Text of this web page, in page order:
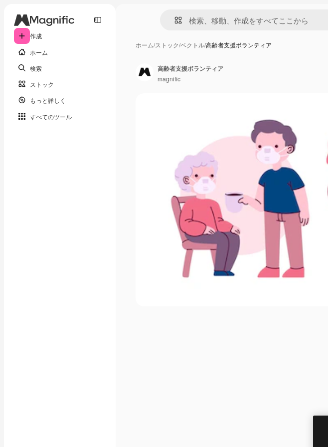
作成
ホーム
検索
ストック
もっと詳しく
すべてのツール
ホーム/ストック/ベクトル/高齢者支援ボランティア
高齢者支援ボランティア
magnific